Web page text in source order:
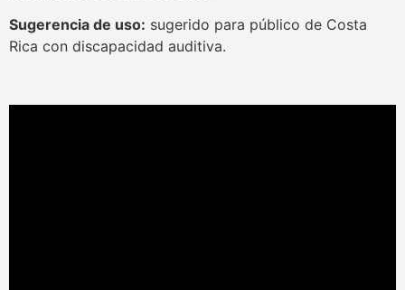
Sugerencia de uso: sugerido para público de Costa
Rica con discapacidad auditiva.